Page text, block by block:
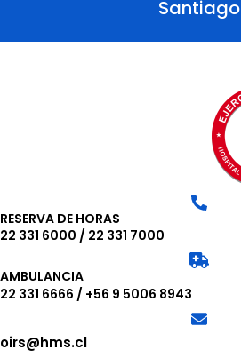
Santiago
RESERVA DE HORAS
22 331 6000 / 22 331 7000
AMBULANCIA
22 331 6666 / +56 9 5006 8943
oirs@hms.cl